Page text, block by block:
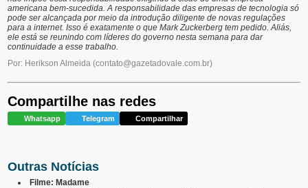
americana bem-sucedida. A responsabilidade das empresas de tecnologia só
pode ser alcançada por meio da introdução diligente de novas regulações
para a internet. Isso é exatamente o que Mark Zuckerberg tem pedido. Aliás,
ele está se reunindo com líderes do governo nesta semana para dar
continuidade a esse trabalho.
Por: Herikson Almeida (contato@gazetadovale.com.br)
Compartilhe nas redes
Whatsapp Telegram Compartilhar
Outras Notícias
Filme: Madame